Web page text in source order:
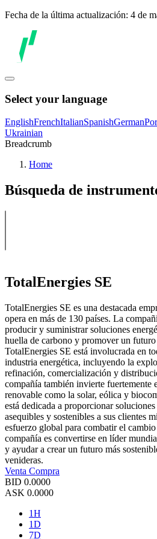
Fecha de la última actualización: 4 de
Select your language
EnglishFrenchItalianSpanishGerman
Ukrainian
Breadcrumb
Home
Búsqueda de
TotalEnergies SE
TotalEnergies SE es una destacada
opera en más de 130 países. La
producir y suministrar soluciones
huella de carbono y promover un
TotalEnergies SE está involucrada en
industria energética, incluyendo la
refinación, comercialización y
compañía también invierte fuertemente
renovable como la solar, eólica y
está dedicada a proporcionar
asequibles y sostenibles a sus clientes
esfuerzo global para combatir el
compañía es convertirse en líder
y ayudar a crear un futuro más
venideras.
Venta Compra
BID 0.0000
ASK 0.0000
1H
1D
7D